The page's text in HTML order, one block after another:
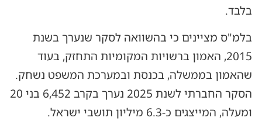
בלבד.
בלמ"ס מציינים כי בהשוואה לסקר שנערך בשנת
2015, האמון ברשויות המקומיות התחזק, בעוד
שהאמון בממשלה, בכנסת ובמערכת המשפט נשחק.
הסקר החברתי לשנת 2025 נערך בקרב 6,452 בני 20
ומעלה, המייצגים כ-6.3 מיליון תושבי ישראל.